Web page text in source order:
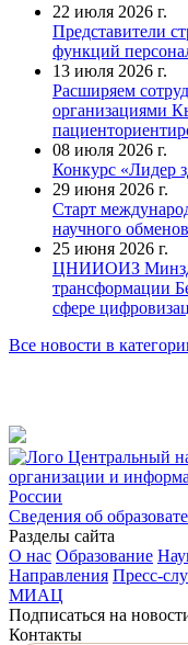
22 июля 2026 г.
Представители
функций
13 июля 2026 г.
Расширяем
организациями
08 июля 2026 г.
Конкурс «Лидер
29 июня 2026 г.
Старт
научного
25 июня 2026 г.
ЦНИИОИЗ
трансформации
сфере
Все новости в
Центральный
организации и
России
Сведения об
Разделы сайта
О нас Образование
Направления Пресс-
МИАЦ
Подписаться на
Контакты